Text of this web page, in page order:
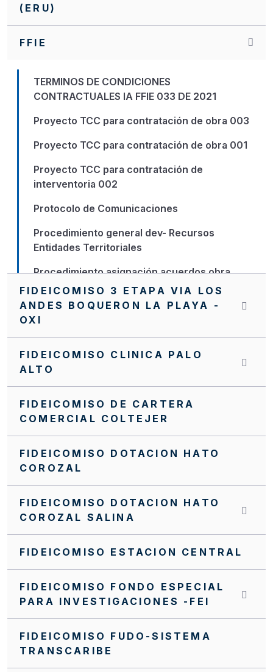
(ERU)
FFIE
TERMINOS DE CONDICIONES
CONTRACTUALES IA FFIE 033 DE 2021
Proyecto TCC para contratación de obra 003
Proyecto TCC para contratación de obra 001
Proyecto TCC para contratación de
interventoria 002
Protocolo de Comunicaciones
Procedimiento general dev- Recursos
Entidades Territoriales
Procedimiento asignación acuerdos obra
PQR
Nuevo Manual de Supervisión e Interventoría
NVITACION INTERNA FFIE No 040
NUEVO MANUAL FINANCIERO DEL PA FFIE
Manual Financiero
Invitación cerrada FFIE SC0098-2024
Invitación Cerrada No. 15 de 2019
Invitación Cerrada No 019 de 2019
FIDEICOMISO 3 ETAPA VIA LOS
ANDES BOQUERON LA PLAYA -
OXI
FIDEICOMISO CLINICA PALO
ALTO
FIDEICOMISO DE CARTERA
COMERCIAL COLTEJER
FIDEICOMISO DOTACION HATO
COROZAL
FIDEICOMISO DOTACION HATO
COROZAL SALINA
FIDEICOMISO ESTACION CENTRAL
FIDEICOMISO FONDO ESPECIAL
PARA INVESTIGACIONES -FEI
FIDEICOMISO FUDO-SISTEMA
TRANSCARIBE